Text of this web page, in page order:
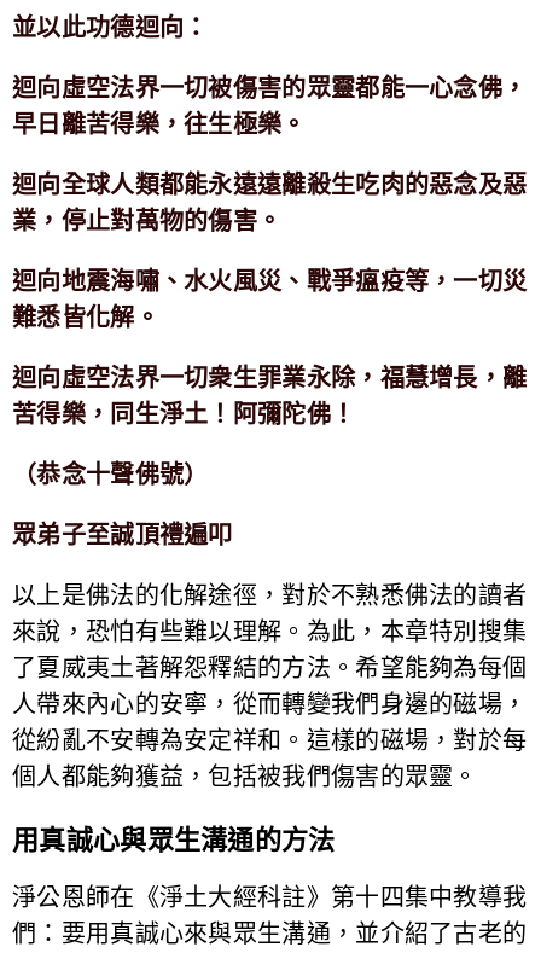
並以此功德迴向：
迴向虛空法界一切被傷害的眾靈都能一心念佛，
早日離苦得樂，往生極樂。
迴向全球人類都能永遠遠離殺生吃肉的惡念及惡
業，停止對萬物的傷害。
迴向地震海嘯、水火風災、戰爭瘟疫等，一切災
難悉皆化解。
迴向虛空法界一切衆生罪業永除，福慧增長，離
苦得樂，同生淨土！阿彌陀佛！
（恭念十聲佛號）
眾弟子至誠頂禮遍叩
以上是佛法的化解途徑，對於不熟悉佛法的讀者
來說，恐怕有些難以理解。為此，本章特別搜集
了夏威夷土著解怨釋結的方法。希望能夠為每個
人帶來內心的安寧，從而轉變我們身邊的磁場，
從紛亂不安轉為安定祥和。這樣的磁場，對於每
個人都能夠獲益，包括被我們傷害的眾靈。
用真誠心與眾生溝通的方法
淨公恩師在《淨土大經科註》第十四集中教導我
們：要用真誠心來與眾生溝通，並介紹了古老的